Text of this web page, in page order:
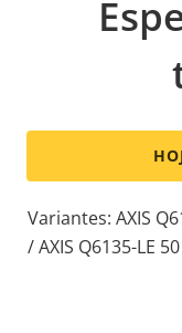
Variantes: AXIS
/ AXIS Q6135-LE